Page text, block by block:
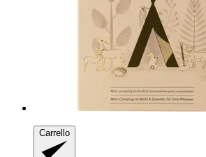
Carrello